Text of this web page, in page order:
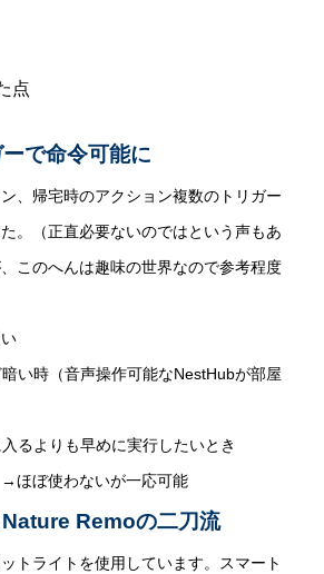
点
で命令可能に
、帰宅時のアクション複数のトリガー
。（正直必要ないのではという声もあ
このへんは趣味の世界なので参考程度
い時（音声操作可能なNestHubが部屋
るよりも早めに実行したいとき
ほぼ使わないが一応可能
Remoの二刀流
トライトを使用しています。スマート